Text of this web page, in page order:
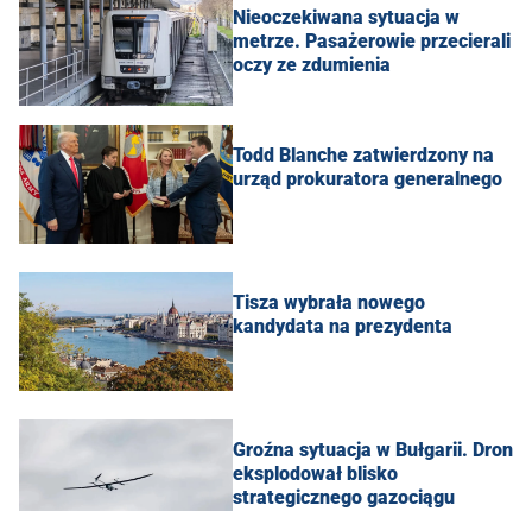
Nieoczekiwana sytuacja w
metrze. Pasażerowie przecierali
oczy ze zdumienia
Todd Blanche zatwierdzony na
urząd prokuratora generalnego
Tisza wybrała nowego
kandydata na prezydenta
Groźna sytuacja w Bułgarii. Dron
eksplodował blisko
strategicznego gazociągu